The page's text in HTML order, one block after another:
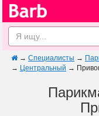
→ Специалисты →
→ Центральный →